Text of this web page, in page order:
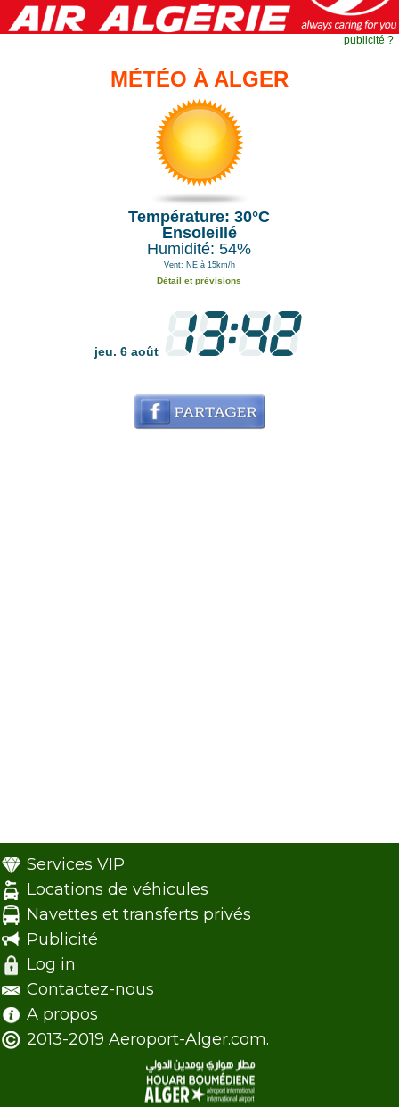
publicité ?
MÉTÉO À ALGER
Température: 30°C
Ensoleillé
Humidité: 54%
Vent: NE à 15km/h
Détail et prévisions
jeu. 6 août
Services VIP
Locations de véhicules
Navettes et transferts privés
Publicité
Log in
Contactez-nous
A propos
2013-2019 Aeroport-Alger.com.